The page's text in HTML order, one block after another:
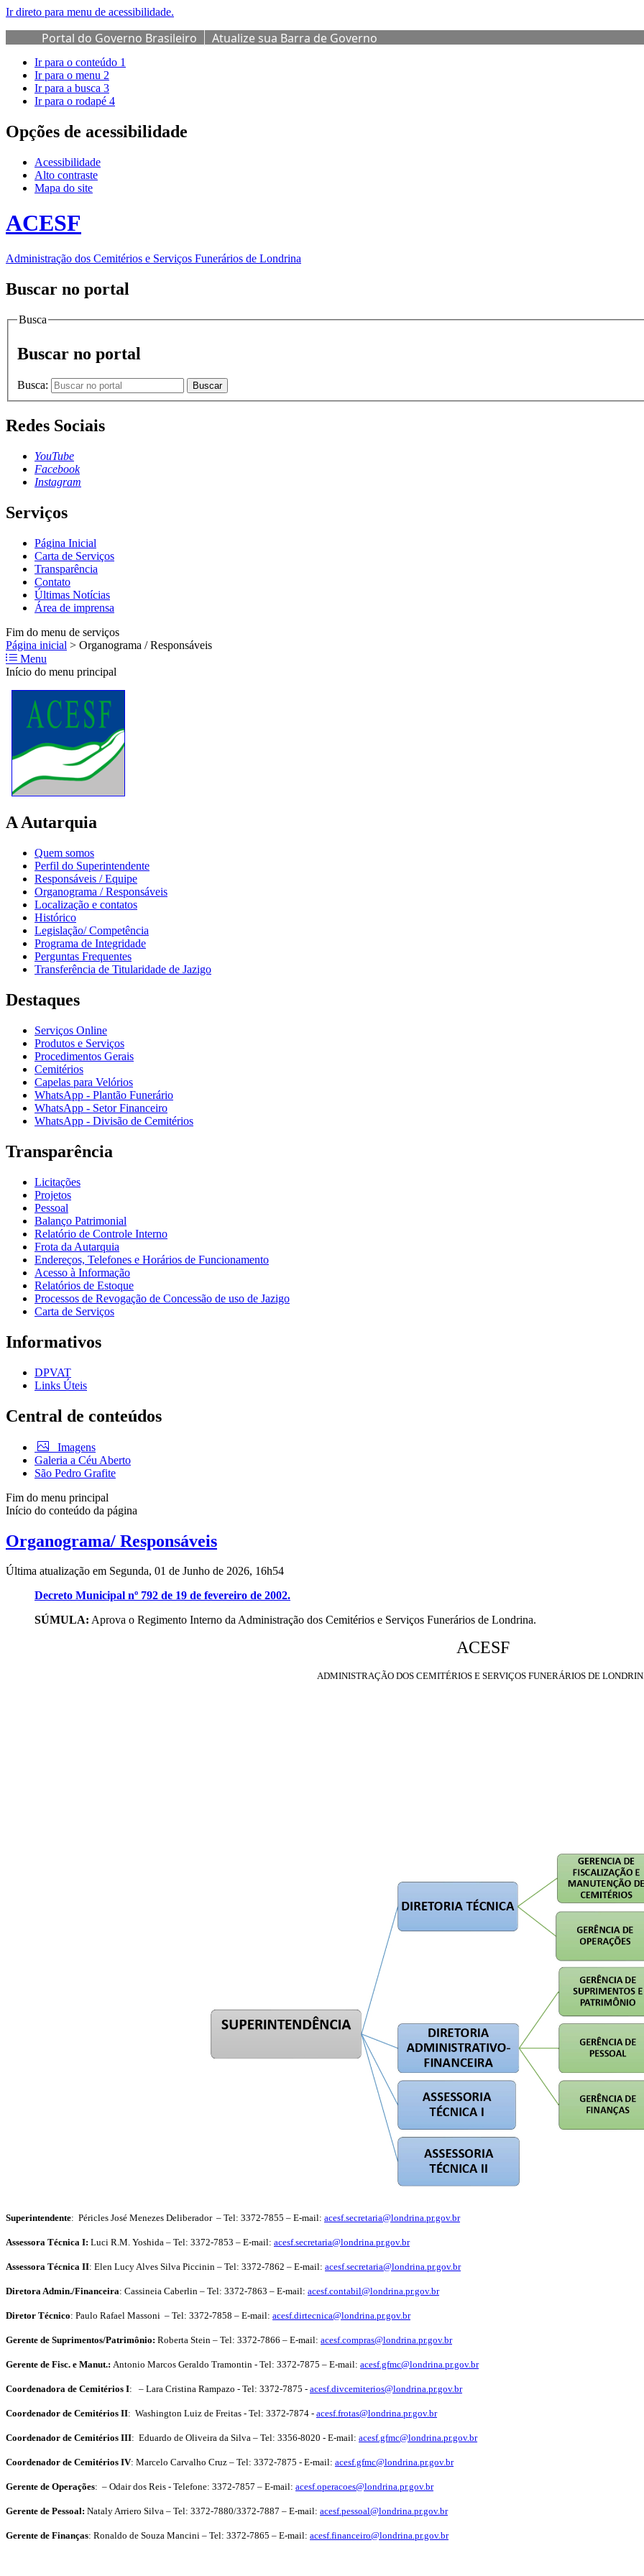
Ir direto para menu de acessibilidade.
Portal do Governo Brasileiro Atualize sua Barra de Governo
Ir para o conteúdo 1
Ir para o menu 2
Ir para a busca 3
Ir para o rodapé 4
Opções de acessibilidade
Acessibilidade
Alto contraste
Mapa do site
ACESF
Administração dos Cemitérios e Serviços Funerários de Londrina
Buscar no portal
Busca
Buscar no portal
Busca: Buscar
Redes Sociais
YouTube
Facebook
Instagram
Serviços
Página Inicial
Carta de Serviços
Transparência
Contato
Últimas Notícias
Área de imprensa
Fim do menu de serviços
Página inicial > Organograma / Responsáveis
Menu
Início do menu principal
A Autarquia
Quem somos
Perfil do Superintendente
Responsáveis / Equipe
Organograma / Responsáveis
Localização e contatos
Histórico
Legislação/ Competência
Programa de Integridade
Perguntas Frequentes
Transferência de Titularidade de Jazigo
Destaques
Serviços Online
Produtos e Serviços
Procedimentos Gerais
Cemitérios
Capelas para Velórios
WhatsApp - Plantão Funerário
WhatsApp - Setor Financeiro
WhatsApp - Divisão de Cemitérios
Transparência
Licitações
Projetos
Pessoal
Balanço Patrimonial
Relatório de Controle Interno
Frota da Autarquia
Endereços, Telefones e Horários de Funcionamento
Acesso à Informação
Relatórios de Estoque
Processos de Revogação de Concessão de uso de Jazigo
Carta de Serviços
Informativos
DPVAT
Links Úteis
Central de conteúdos
Imagens
Galeria a Céu Aberto
São Pedro Grafite
Fim do menu principal
Início do conteúdo da página
Organograma/ Responsáveis
Última atualização em Segunda, 01 de Junho de 2026, 16h54
Decreto Municipal nº 792 de 19 de fevereiro de 2002.
SÚMULA: Aprova o Regimento Interno da Administração dos Cemitérios e Serviços Funerários de Londrina.
ACESF
ADMINISTRAÇÃO DOS CEMITÉRIOS E SERVIÇOS FUNERÁRIOS DE
Superintendente: Péricles José Menezes Deliberador – Tel: 3372-7855 – E-mail: acesf.secretaria@londrina.pr.gov.br
Assessora Técnica I: Luci R.M. Yoshida – Tel: 3372-7853 – E-mail: acesf.secretaria@londrina.pr.gov.br
Assessora Técnica II: Elen Lucy Alves Silva Piccinin – Tel: 3372-7862 – E-mail: acesf.secretaria@londrina.pr.gov.br
Diretora Admin./Financeira: Cassineia Caberlin – Tel: 3372-7863 – E-mail: acesf.contabil@londrina.pr.gov.br
Diretor Técnico: Paulo Rafael Massoni – Tel: 3372-7858 – E-mail: acesf.dirtecnica@londrina.pr.gov.br
Gerente de Suprimentos/Patrimônio: Roberta Stein – Tel: 3372-7866 – E-mail: acesf.compras@londrina.pr.gov.br
Gerente de Fisc. e Manut.: Antonio Marcos Geraldo Tramontin - Tel: 3372-7875 – E-mail: acesf.gfmc@londrina.pr.gov.br
Coordenadora de Cemitérios I: – Lara Cristina Rampazo - Tel: 3372-7875 - acesf.divcemiterios@londrina.pr.gov.br
Coordenador de Cemitérios II: Washington Luiz de Freitas - Tel: 3372-7874 - acesf.frotas@londrina.pr.gov.br
Coordenador de Cemitérios III: Eduardo de Oliveira da Silva – Tel: 3356-8020 - E-mail: acesf.gfmc@londrina.pr.gov.br
Coordenador de Cemitérios IV: Marcelo Carvalho Cruz – Tel: 3372-7875 - E-mail: acesf.gfmc@londrina.pr.gov.br
Gerente de Operações: – Odair dos Reis - Telefone: 3372-7857 – E-mail: acesf.operacoes@londrina.pr.gov.br
Gerente de Pessoal: Nataly Arriero Silva – Tel: 3372-7880/3372-7887 – E-mail: acesf.pessoal@londrina.pr.gov.br
Gerente de Finanças: Ronaldo de Souza Mancini – Tel: 3372-7865 – E-mail: acesf.financeiro@londrina.pr.gov.br